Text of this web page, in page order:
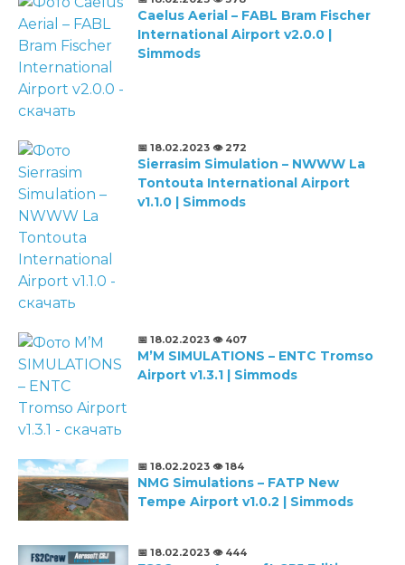
Caelus Aerial – FABL Bram Fischer
International Airport v2.0.0 |
Simmods
📅 18.02.2023 👁️ 272
Sierrasim Simulation – NWWW La
Tontouta International Airport
v1.1.0 | Simmods
📅 18.02.2023 👁️ 407
M’M SIMULATIONS – ENTC Tromso
Airport v1.3.1 | Simmods
📅 18.02.2023 👁️ 184
NMG Simulations – FATP New
Tempe Airport v1.0.2 | Simmods
📅 18.02.2023 👁️ 444